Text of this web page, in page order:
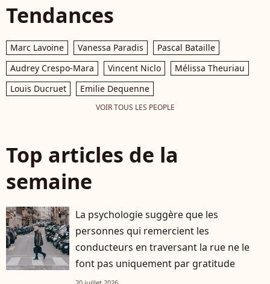
Tendances
Marc Lavoine Vanessa Paradis
Pascal Bataille
Audrey Crespo-Mara
Vincent Niclo
Mélissa Theuriau
Louis Ducruet
Emilie Dequenne
VOIR TOUS LES PEOPLE
Top articles de la
semaine
La psychologie suggère que les
personnes qui remercient les
conducteurs en traversant la rue ne le
font pas uniquement par gratitude